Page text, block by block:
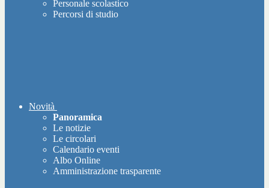
Personale scolastico
Percorsi di studio
Novità
Panoramica
Le notizie
Le circolari
Calendario eventi
Albo Online
Amministrazione trasparente